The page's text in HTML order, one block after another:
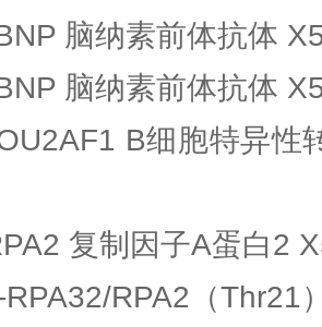
脑纳素前体抗体
脑纳素前体抗体
B细胞特异性
复制因子A蛋白2
RPA2（Thr21